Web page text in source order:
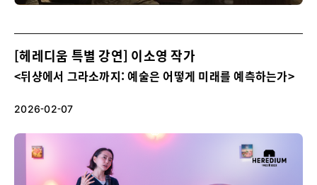
[헤레디움 특별 강연] 이소영 작가
<뒤샹에서 그라소까지: 예술은 어떻게 미래를 예측하는가>
2026-02-07